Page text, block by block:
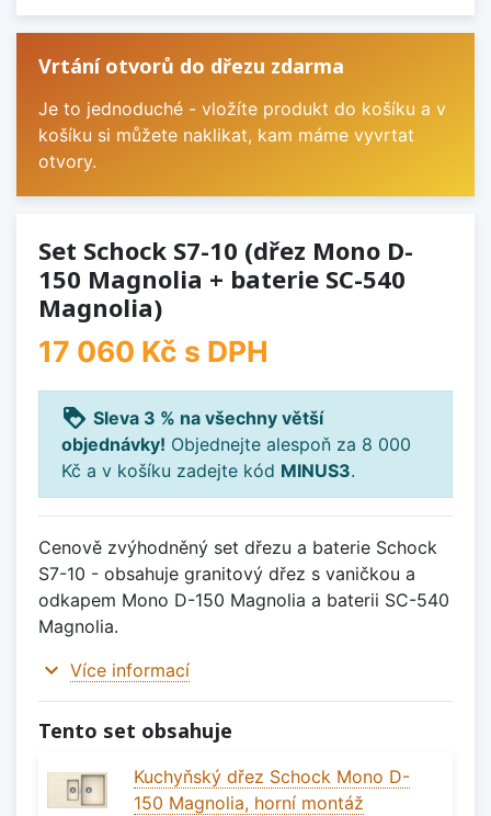
Vrtání otvorů do dřezu zdarma
Je to jednoduché - vložíte produkt do košíku a v
košíku si můžete naklikat, kam máme vyvrtat
otvory.
Set Schock S7-10 (dřez Mono D-
150 Magnolia + baterie SC-540
Magnolia)
17 060 Kč s DPH
loyalty Sleva 3 % na všechny větší
objednávky! Objednejte alespoň za 8 000
Kč a v košíku zadejte kód MINUS3.
Cenově zvýhodněný set dřezu a baterie Schock
S7-10 - obsahuje granitový dřez s vaničkou a
odkapem Mono D-150 Magnolia a baterii SC-540
Magnolia.
expand_more Více informací
Tento set obsahuje
Kuchyňský dřez Schock Mono D-
150 Magnolia, horní montáž